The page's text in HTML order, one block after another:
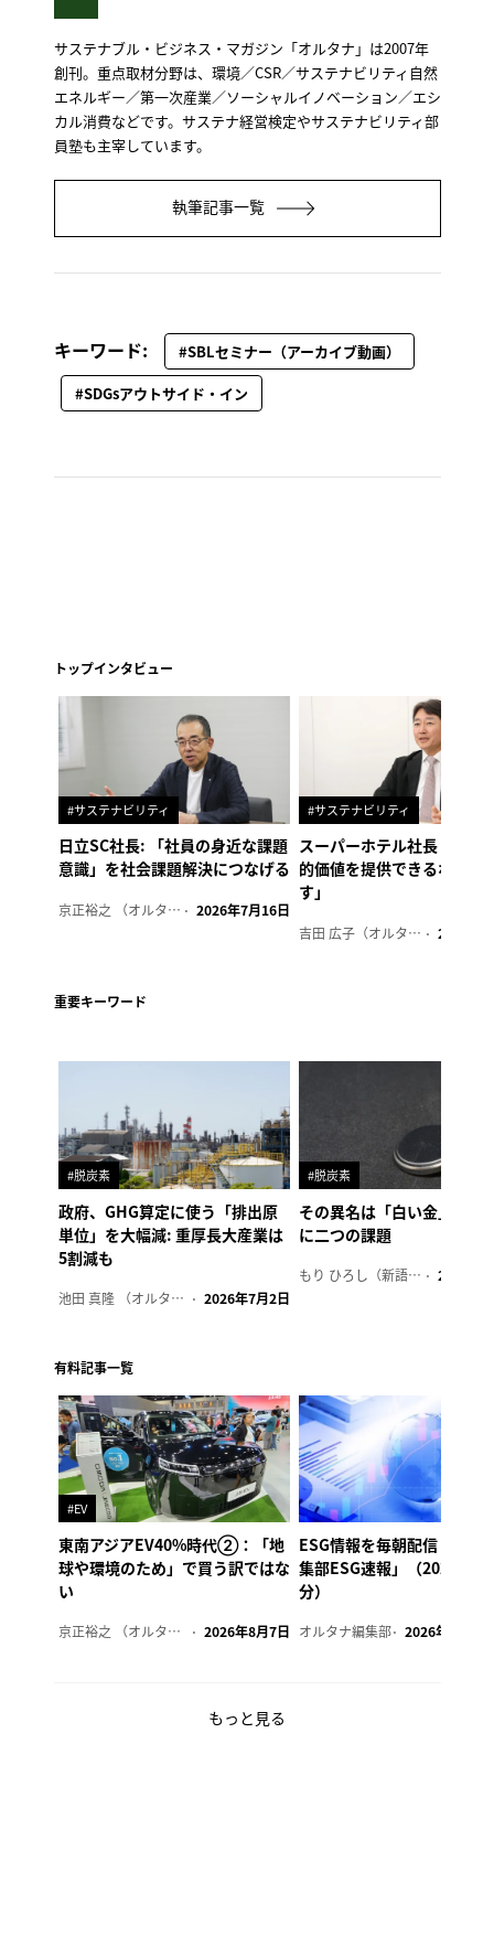
サステナブル・ビジネス・マガジン「オルタナ」は2007年
創刊。重点取材分野は、環境／CSR／サステナビリティ自然
エネルギー／第一次産業／ソーシャルイノベーション／エシ
カル消費などです。サステナ経営検定やサステナビリティ部
員塾も主宰しています。
執筆記事一覧
キーワード:
#SBLセミナー（アーカイブ動画）
#SDGsアウトサイド・イン
トップインタビュー
#サステナビリティ
日立SC社長: 「社員の身近な課題
意識」を社会課題解決につなげる
京正裕之 （オルタナ副編集長） 2026年7月16日
#サステナビリティ
スーパーホテル社長「地域
的価値を提供できるホテル
す」
吉田 広子（オルタナ輪番編集長） 2026年6
重要キーワード
#脱炭素
政府、GHG算定に使う「排出原
単位」を大幅減: 重厚長大産業は
5割減も
池田 真隆 （オルタナ輪番編集長） 2026年7月2日
#脱炭素
その異名は「白い金」、リ
に二つの課題
もり ひろし（新語ウォッチャー） 2023年7
有料記事一覧
#EV
東南アジアEV40%時代②：「地
球や環境のため」で買う訳ではな
い
京正裕之 （オルタナ副編集長） 2026年8月7日
ESG情報を毎朝配信「オル
集部ESG速報」（2026年8
分）
オルタナ編集部 2026年8月7日
もっと見る